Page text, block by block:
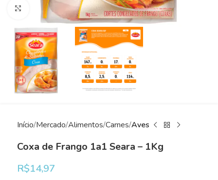
Clique para ampliar
Início Mercado Alimentos Carnes Aves
Coxa de Frango 1a1 Seara – 1Kg
R$14,97